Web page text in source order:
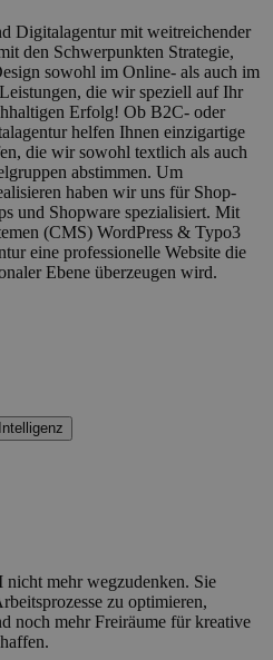
Digitalagentur mit weitreichender
den Schwerpunkten Strategie,
sowohl im Online- als auch im
die wir speziell auf Ihr
Erfolg! Ob B2C- oder
helfen Ihnen einzigartige
die wir sowohl textlich als auch
abstimmen. Um
haben wir uns für Shop-
und Shopware spezialisiert. Mit
(CMS) WordPress & Typo3
eine professionelle Website die
Ebene überzeugen wird.
mehr wegzudenken. Sie
zu optimieren,
noch mehr Freiräume für kreative